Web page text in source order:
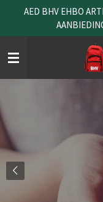
naar
de
hoofdinhoud
AED BHV EHBO